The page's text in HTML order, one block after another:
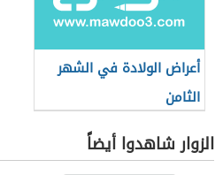
أعراض الولادة في الشهر
الثامن
الزوار شاهدوا أيضاً